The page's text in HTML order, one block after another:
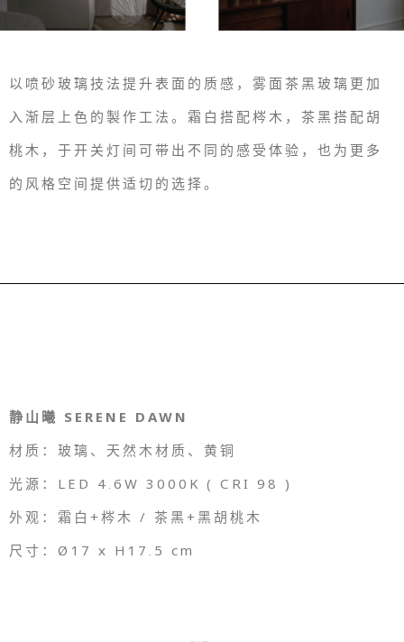
以喷砂玻璃技法提升表面的质感，雾面茶黑玻璃更加
入渐层上色的製作工法。霜白搭配梣木，茶黑搭配胡
桃木，于开关灯间可带出不同的感受体验，也为更多
的风格空间提供适切的选择。
静山曦 SERENE DAWN
材质：玻璃、天然木材质、黄铜
光源：LED 4.6W 3000K ( CRI 98 )
外观：霜白+梣木 / 茶黑+黑胡桃木
尺寸：Ø17 x H17.5 cm